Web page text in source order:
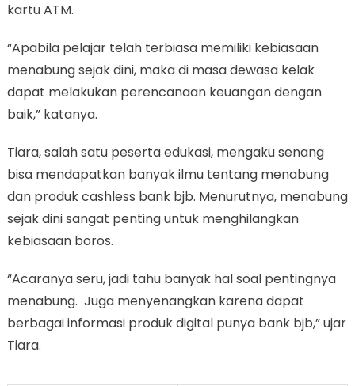
kartu ATM.
“Apabila pelajar telah terbiasa memiliki kebiasaan
menabung sejak dini, maka di masa dewasa kelak
dapat melakukan perencanaan keuangan dengan
baik,” katanya.
Tiara, salah satu peserta edukasi, mengaku senang
bisa mendapatkan banyak ilmu tentang menabung
dan produk cashless bank bjb. Menurutnya, menabung
sejak dini sangat penting untuk menghilangkan
kebiasaan boros.
“Acaranya seru, jadi tahu banyak hal soal pentingnya
menabung. Juga menyenangkan karena dapat
berbagai informasi produk digital punya bank bjb,” ujar
Tiara.